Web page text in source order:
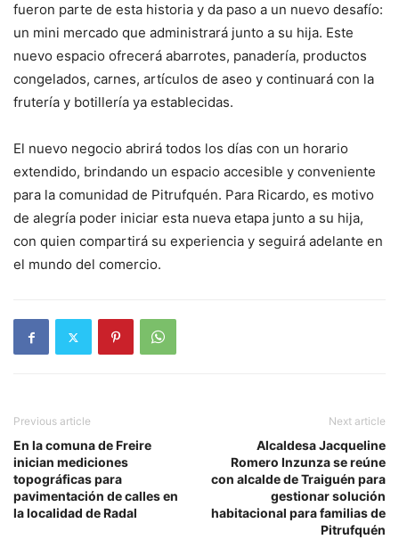
fueron parte de esta historia y da paso a un nuevo desafío:
un mini mercado que administrará junto a su hija. Este
nuevo espacio ofrecerá abarrotes, panadería, productos
congelados, carnes, artículos de aseo y continuará con la
frutería y botillería ya establecidas.
El nuevo negocio abrirá todos los días con un horario
extendido, brindando un espacio accesible y conveniente
para la comunidad de Pitrufquén. Para Ricardo, es motivo
de alegría poder iniciar esta nueva etapa junto a su hija,
con quien compartirá su experiencia y seguirá adelante en
el mundo del comercio.
Previous article
En la comuna de Freire
inician mediciones
topográficas para
pavimentación de calles en
la localidad de Radal
Next article
Alcaldesa Jacqueline
Romero Inzunza se reúne
con alcalde de Traiguén para
gestionar solución
habitacional para familias de
Pitrufquén